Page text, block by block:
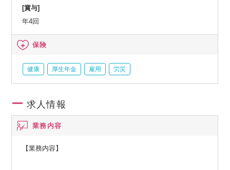
[賞与]
年4回
保険
健康 厚生年金 雇用 労災
求人情報
業務内容
【業務内容】